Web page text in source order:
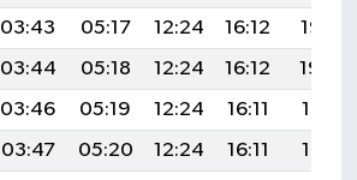
03:43 05:17 12:24 16:12
19:22
03:44 05:18 12:24 16:12
19:20
03:46 05:19 12:24 16:11
19:19
03:47 05:20 12:24 16:11
19:18